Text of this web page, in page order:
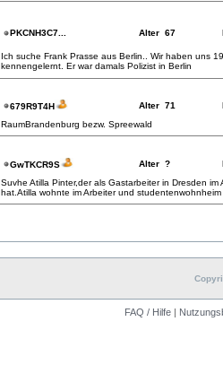
PKCNH3C7... Alter 67
Ich suche Frank Prasse aus Berlin.. Wir haben uns
kennengelernt. Er war damals Polizist in Berlin
679R9T4H Alter 71
RaumBrandenburg bezw. Spreewald
GwTKCR9S Alter ?
Suvhe Atilla Pinter,der als Gastarbeiter in Dresden im
hat.Atilla wohnte im Arbeiter und
FAQ / Hilfe|